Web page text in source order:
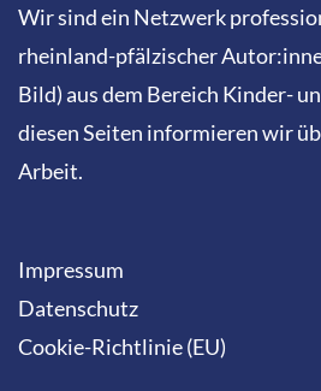
Wir sind ein Netzwerk
rheinland-pfälzischer
Bild) aus dem Bereich Kinder-
diesen Seiten informieren wir
Arbeit.
Impressum
Datenschutz
Cookie-Richtlinie (EU)